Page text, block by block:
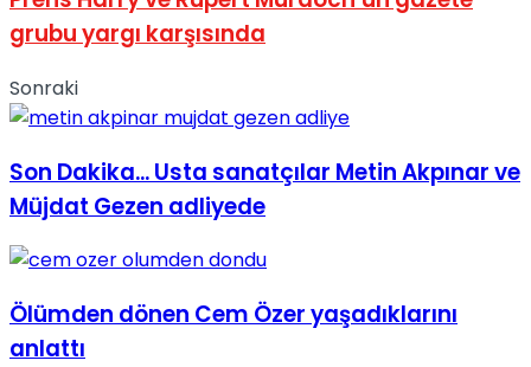
grubu yargı karşısında
Sonraki
Son Dakika... Usta sanatçılar Metin Akpınar ve
Müjdat Gezen adliyede
Ölümden dönen Cem Özer yaşadıklarını
anlattı